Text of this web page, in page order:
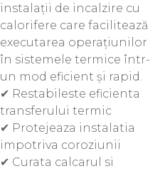
instalații de incalzire cu
calorifere care facilitează
executarea operațiunilor
în sistemele termice într-
un mod eficient și rapid.
✔ Restabileste eficienta
transferului termic
✔ Protejeaza instalatia
impotriva coroziunii
✔ Curata calcarul si